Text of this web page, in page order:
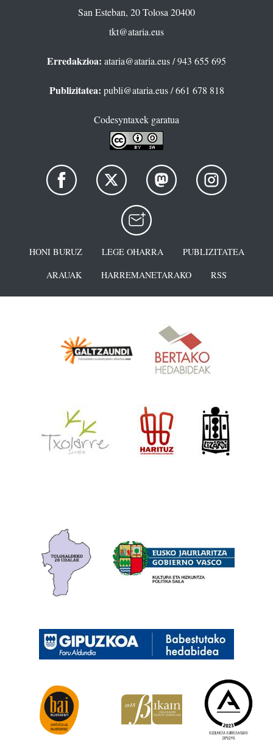
San Esteban, 20 Tolosa 20400
tkt@ataria.eus
Erredakzioa: ataria@ataria.eus/ 943 655 695
Publizitatea: publi@ataria.eus/ 661 678 818
Codesyntaxek garatua
HONI BURUZ LEGE OHARRA
PUBLIZITATEA
ARAUAK
HARREMANETARAKO RSS